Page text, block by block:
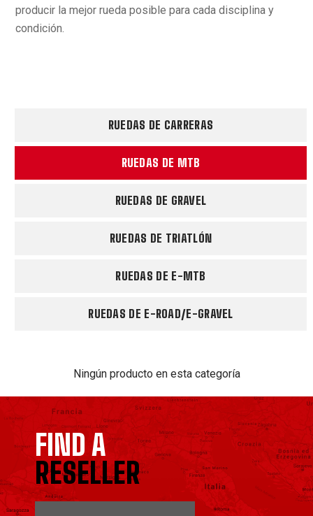
producir la mejor rueda posible para cada disciplina y
condición.
RUEDAS DE CARRERAS
RUEDAS DE MTB
RUEDAS DE GRAVEL
RUEDAS DE TRIATLÓN
RUEDAS DE E-MTB
RUEDAS DE E-ROAD/E-GRAVEL
Ningún producto en esta categoría
FIND A
RESELLER